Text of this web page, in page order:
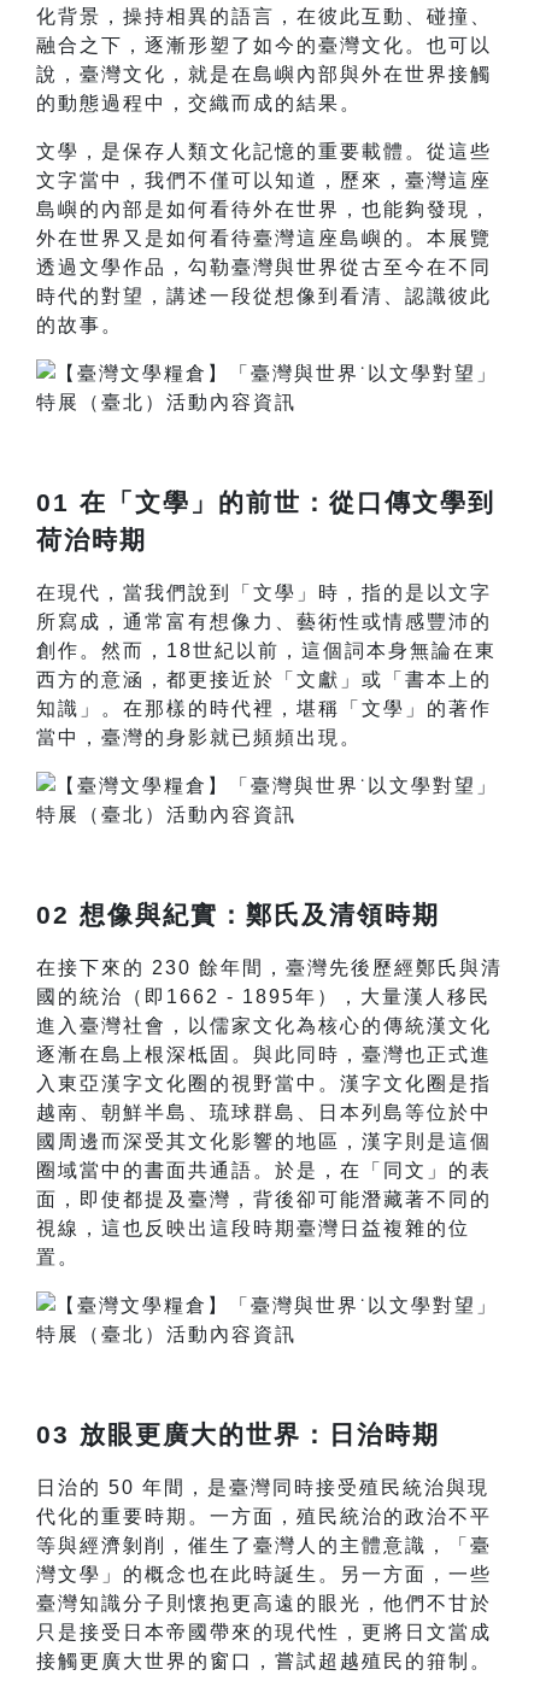
化背景，操持相異的語言，在彼此互動、碰撞、
融合之下，逐漸形塑了如今的臺灣文化。也可以
說，臺灣文化，就是在島嶼內部與外在世界接觸
的動態過程中，交織而成的結果。
文學，是保存人類文化記憶的重要載體。從這些
文字當中，我們不僅可以知道，歷來，臺灣這座
島嶼的內部是如何看待外在世界，也能夠發現，
外在世界又是如何看待臺灣這座島嶼的。本展覽
透過文學作品，勾勒臺灣與世界從古至今在不同
時代的對望，講述一段從想像到看清、認識彼此
的故事。
01 在「文學」的前世：從口傳文學到
荷治時期
在現代，當我們說到「文學」時，指的是以文字
所寫成，通常富有想像力、藝術性或情感豐沛的
創作。然而，18世紀以前，這個詞本身無論在東
西方的意涵，都更接近於「文獻」或「書本上的
知識」。在那樣的時代裡，堪稱「文學」的著作
當中，臺灣的身影就已頻頻出現。
02 想像與紀實：鄭氏及清領時期
在接下來的 230 餘年間，臺灣先後歷經鄭氏與清
國的統治（即1662 - 1895年），大量漢人移民
進入臺灣社會，以儒家文化為核心的傳統漢文化
逐漸在島上根深柢固。與此同時，臺灣也正式進
入東亞漢字文化圈的視野當中。漢字文化圈是指
越南、朝鮮半島、琉球群島、日本列島等位於中
國周邊而深受其文化影響的地區，漢字則是這個
圈域當中的書面共通語。於是，在「同文」的表
面，即使都提及臺灣，背後卻可能潛藏著不同的
視線，這也反映出這段時期臺灣日益複雜的位
置。
03 放眼更廣大的世界：日治時期
日治的 50 年間，是臺灣同時接受殖民統治與現
代化的重要時期。一方面，殖民統治的政治不平
等與經濟剝削，催生了臺灣人的主體意識，「臺
灣文學」的概念也在此時誕生。另一方面，一些
臺灣知識分子則懷抱更高遠的眼光，他們不甘於
只是接受日本帝國帶來的現代性，更將日文當成
接觸更廣大世界的窗口，嘗試超越殖民的箝制。